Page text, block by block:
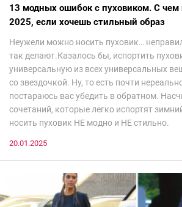
13 модных ошибок с пуховиком. С чем
2025, если хочешь стильный образ
Неужели можно носить пуховик…
так делают.Казалось бы, испортить
универсальную из всех универсальных
со звездочкой. Ну, то есть почти
постараюсь вас убедить в обратном.
сочетаний, которые легко испортят
носить пуховик НЕ модно и НЕ стильно.
20.01.2025